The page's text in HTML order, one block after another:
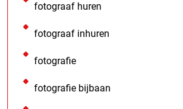
fotograaf huren
fotograaf inhuren
fotografie
fotografie bijbaan